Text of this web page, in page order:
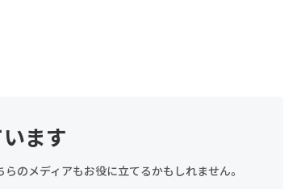
ます
のメディアもお役に立てるかもしれません。